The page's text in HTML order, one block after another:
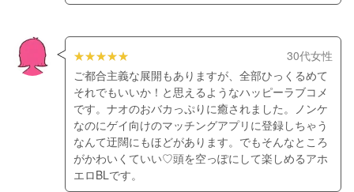
30代女性
ご都合主義な展開もありますが、全部ひっくるめて
それでもいいか！と思えるようなハッピーラブコメ
です。ナオのおバカっぷりに癒されました。ノンケ
なのにゲイ向けのマッチングアプリに登録しちゃう
なんて迂闊にもほどがあります。でもそんなところ
がかわいくていい♡頭を空っぽにして楽しめるアホ
エロBLです。